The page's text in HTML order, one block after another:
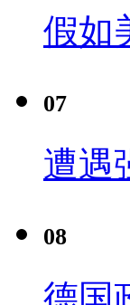
假如
07
遭遇
08